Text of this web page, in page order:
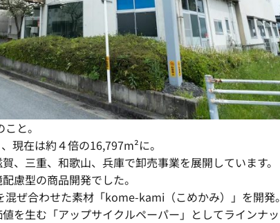
と。
現在は約４倍の16,797m²に。
、三重、和歌山、兵庫で卸売事業を展開しています。
慮型の商品開発でした。
ぜ合わせた素材「kome-kami（こめかみ）」を開発。
を生む「アップサイクルペーパー」としてラインナッ